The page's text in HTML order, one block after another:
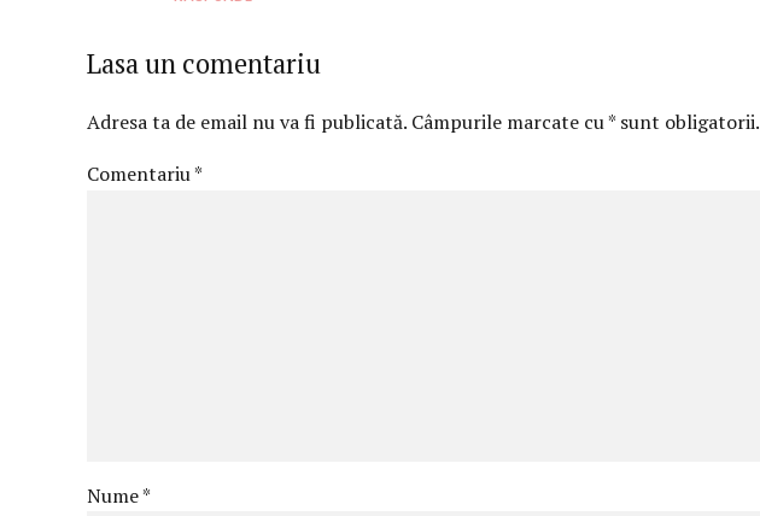
Lasa un comentariu
Adresa ta de email nu va fi publicată. Câmpurile marcate cu * sunt obligatorii.
Comentariu*
Nume *